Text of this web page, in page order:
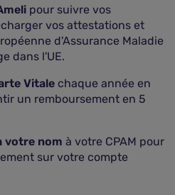
pour suivre vos
vos attestations et
d'Assurance Maladie
dans l'UE.
Vitale chaque année en
un remboursement en 5
votre nom à votre CPAM pour
sur votre compte